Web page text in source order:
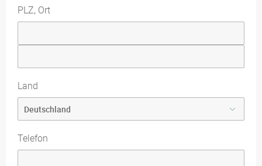
PLZ, Ort
Land
Telefon